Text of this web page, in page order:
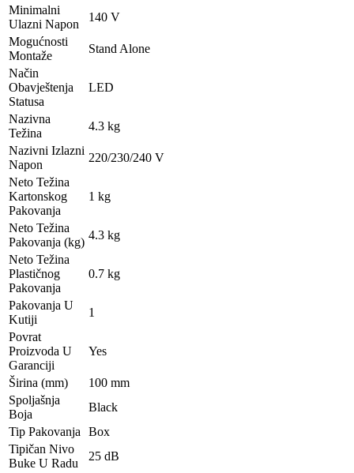
Minimalni
Ulazni Napon
140 V
Mogućnosti
Montaže
Stand Alone
Način
Obavještenja
Statusa
LED
Nazivna
Težina
4.3 kg
Nazivni Izlazni
Napon
220/230/240 V
Neto Težina
Kartonskog
Pakovanja
1 kg
Neto Težina
Pakovanja (kg)
4.3 kg
Neto Težina
Plastičnog
Pakovanja
0.7 kg
Pakovanja U
Kutiji
1
Povrat
Proizvoda U
Garanciji
Yes
Širina (mm)
100 mm
Spoljašnja
Boja
Black
Tip Pakovanja
Box
Tipičan Nivo
Buke U Radu
25 dB